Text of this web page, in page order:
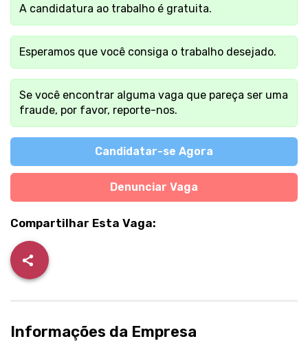
A candidatura ao trabalho é gratuita.
Esperamos que você consiga o trabalho desejado.
Se você encontrar alguma vaga que pareça ser uma
fraude, por favor, reporte-nos.
Candidatar-se Agora
Denunciar Vaga
Compartilhar Esta Vaga:
Informações da Empresa